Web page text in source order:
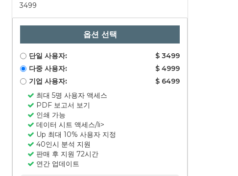
3499
옵션 선택
단일 사용자:
$ 3499
다중 사용자:
$ 4999
기업 사용자:
$ 6499
최대 5명 사용자 액세스
PDF 보고서 보기
인쇄 가능
데이터 시트 액세스/li>
Up 최대 10% 사용자 지정
40인시 분석 지원
판매 후 지원 72시간
연간 업데이트